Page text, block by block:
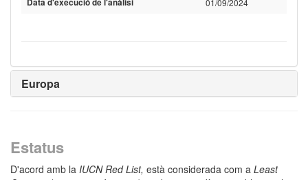
Europa
Estatus
D'acord amb la IUCN Red List, està considerada com a Least